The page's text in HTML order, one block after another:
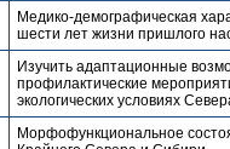
Медико-демографическая
шести лет жизни пришлого
Изучить адаптационные
профилактические
экологических условиях
Морфофункциональное